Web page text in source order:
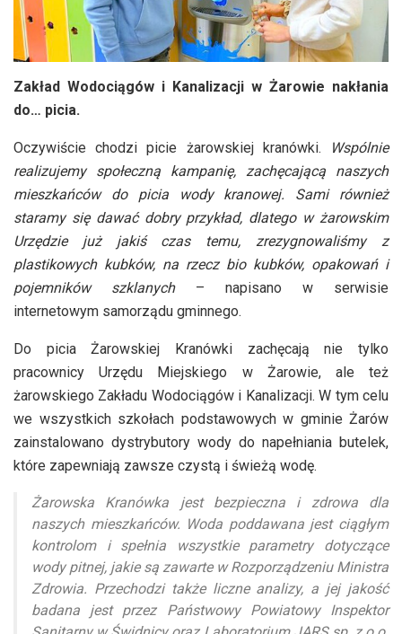
Zakład Wodociągów i Kanalizacji w Żarowie nakłania
do… picia.
Oczywiście chodzi picie żarowskiej kranówki.
Wspólnie
realizujemy społeczną kampanię, zachęcającą naszych
mieszkańców do picia wody kranowej. Sami również
staramy się dawać dobry przykład, dlatego w żarowskim
Urzędzie już jakiś czas temu, zrezygnowaliśmy z
plastikowych kubków, na rzecz bio kubków, opakowań i
pojemników szklanych– napisano w serwisie
internetowym samorządu gminnego.
Do picia Żarowskiej Kranówki zachęcają nie tylko
pracownicy Urzędu Miejskiego w Żarowie, ale też
żarowskiego Zakładu Wodociągów i Kanalizacji. W tym celu
we wszystkich szkołach podstawowych w gminie Żarów
zainstalowano dystrybutory wody do napełniania butelek,
które zapewniają zawsze czystą i świeżą wodę.
Żarowska Kranówka jest bezpieczna i zdrowa dla
naszych mieszkańców. Woda poddawana jest ciągłym
kontrolom i spełnia wszystkie parametry dotyczące
wody pitnej, jakie są zawarte w Rozporządzeniu Ministra
Zdrowia. Przechodzi także liczne analizy, a jej jakość
badana jest przez Państwowy Powiatowy Inspektor